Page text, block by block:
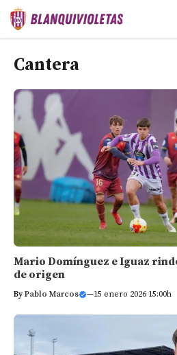
Saltar
Cantera
Mario Domínguez e Iguaz
de origen
ByPablo Marcos —15 enero 2026 15:00h